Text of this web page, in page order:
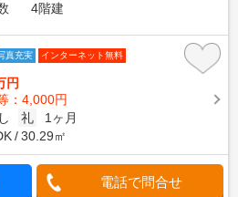
4階建
真充実 インターネット無料
円
：4,000円
礼
1ヶ月
30.29㎡
電話で問合せ